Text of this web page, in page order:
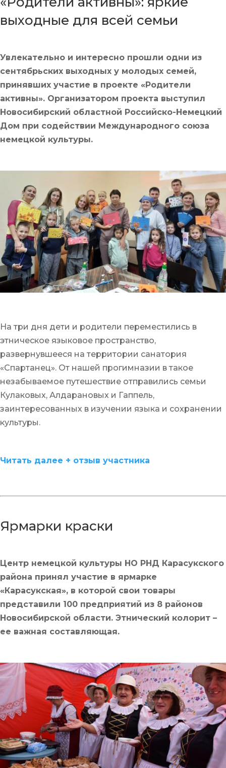
выходные для всей семьи
Увлекательно и интересно прошли одни из
сентябрьских выходных у молодых семей,
принявших участие в проекте «Родители
активны». Организатором проекта выступил
Новосибирский областной Российско-Немецкий
Дом при содействии Международного союза
немецкой культуры.
На три дня дети и родители переместились в
этническое языковое пространство,
развернувшееся на территории санатория
«Спартанец». От нашей прогимназии в такое
незабываемое путешествие отправились семьи
Кулаковых, Алдарановых и Гаппель,
заинтересованных в изучении языка и сохранении
культуры.
Читать далее + отзыв участника
Ярмарки краски
Центр немецкой культуры НО РНД Карасукского
района принял участие в ярмарке
«Карасукская», в которой свои товары
представили 100 предприятий из 8 районов
Новосибирской области. Этнический колорит –
ее важная составляющая.